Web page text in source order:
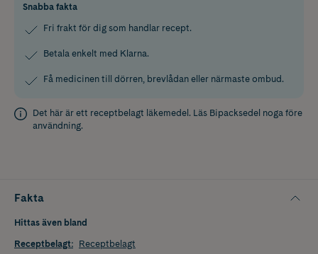
Snabba fakta
Fri frakt för dig som handlar recept.
Betala enkelt med Klarna.
Få medicinen till dörren, brevlådan eller närmaste ombud.
Det här är ett receptbelagt läkemedel. Läs Bipacksedel noga före
användning.
Fakta
Hittas även bland
Receptbelagt: Receptbelagt